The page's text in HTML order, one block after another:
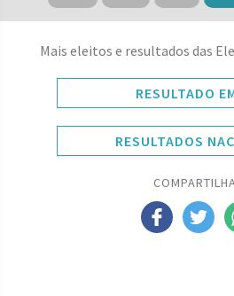
Mais eleitos e resultados das
RESULTADO
RESULTADOS